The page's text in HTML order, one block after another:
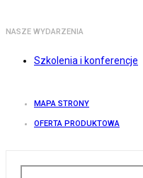
NASZE WYDARZENIA
Szkolenia i konferencje
MAPA STRONY
OFERTA PRODUKTOWA